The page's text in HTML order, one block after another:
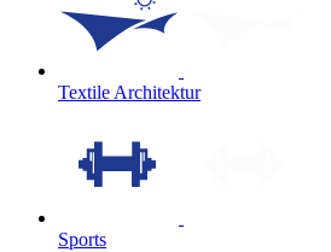
Textile Architektur
Sports